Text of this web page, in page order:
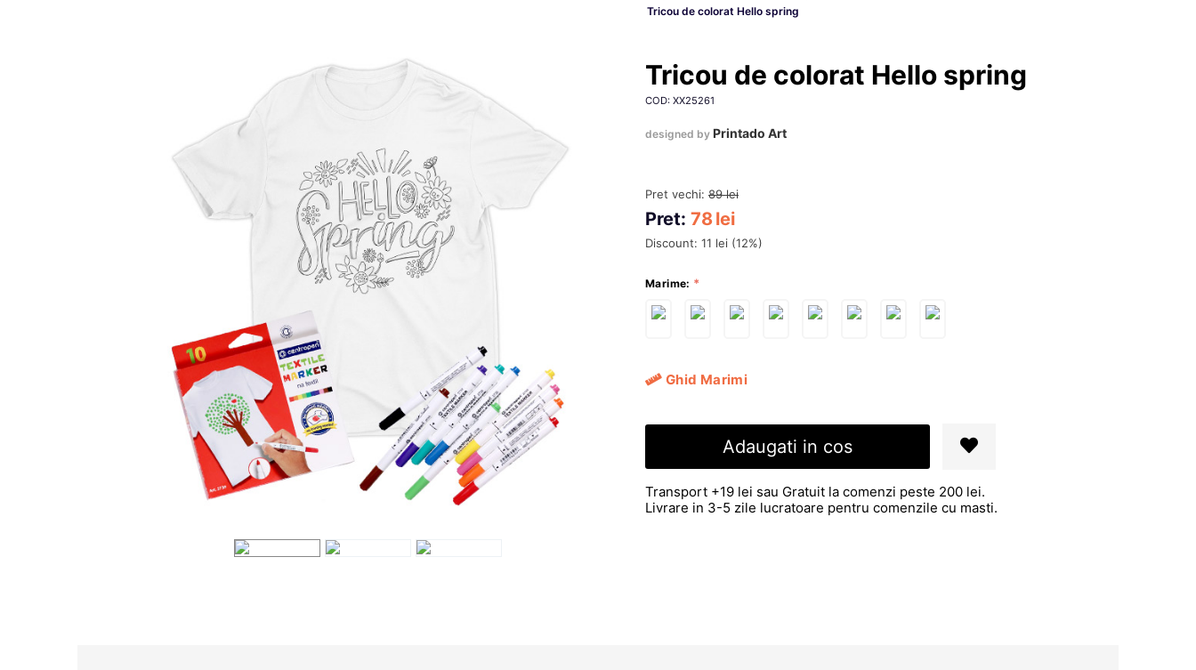
Tricou de colorat Hello spring
Tricou de colorat Hello spring
COD: XX25261
designed by Printado Art
Pret vechi: 89 lei
Pret: 78lei
Discount: 11 lei (12%)
Marime:
Ghid Marimi
Adaugati in cos
Transport +19 lei sau Gratuit la comenzi peste 200 lei.
Livrare in 3-5 zile lucratoare pentru comenzile cu masti.